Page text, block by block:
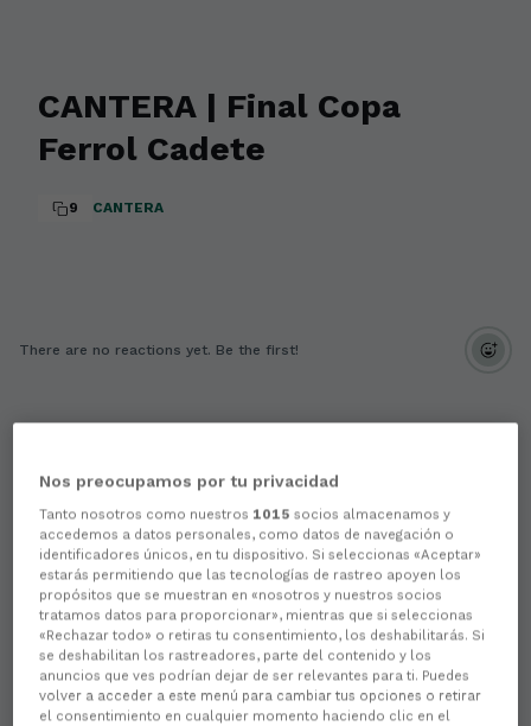
CANTERA | Final Copa
Ferrol Cadete
9 CANTERA
There are no reactions yet. Be the first!
Nos preocupamos por tu privacidad
Tanto nosotros como nuestros 1015 socios almacenamos y
accedemos a datos personales, como datos de navegación o
identificadores únicos, en tu dispositivo. Si seleccionas «Aceptar»
estarás permitiendo que las tecnologías de rastreo apoyen los
propósitos que se muestran en «nosotros y nuestros socios
tratamos datos para proporcionar», mientras que si seleccionas
«Rechazar todo» o retiras tu consentimiento, los deshabilitarás. Si
se deshabilitan los rastreadores, parte del contenido y los
anuncios que ves podrían dejar de ser relevantes para ti. Puedes
volver a acceder a este menú para cambiar tus opciones o retirar
el consentimiento en cualquier momento haciendo clic en el